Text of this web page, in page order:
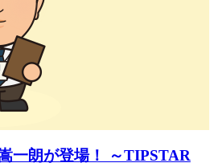
一朗が登場！ ～TIPSTAR